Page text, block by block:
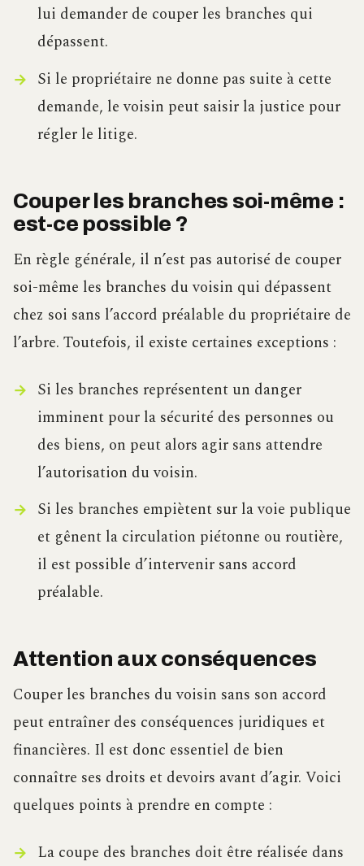
lui demander de couper les branches qui
dépassent.
Si le propriétaire ne donne pas suite à cette
demande, le voisin peut saisir la justice pour
régler le litige.
Couper les branches soi-même :
est-ce possible ?
En règle générale, il n’est pas autorisé de couper
soi-même les branches du voisin qui dépassent
chez soi sans l’accord préalable du propriétaire de
l’arbre. Toutefois, il existe certaines exceptions :
Si les branches représentent un danger
imminent pour la sécurité des personnes ou
des biens, on peut alors agir sans attendre
l’autorisation du voisin.
Si les branches empiètent sur la voie publique
et gênent la circulation piétonne ou routière,
il est possible d’intervenir sans accord
préalable.
Attention aux conséquences
Couper les branches du voisin sans son accord
peut entraîner des conséquences juridiques et
financières. Il est donc essentiel de bien
connaître ses droits et devoirs avant d’agir. Voici
quelques points à prendre en compte :
La coupe des branches doit être réalisée dans